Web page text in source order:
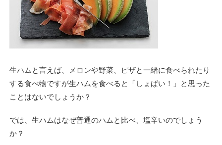
生ハムと言えば、メロンや野菜、ピザと一緒に食べられたり
する食べ物ですが生ハムを食べると「しょぱい！」と思った
ことはないでしょうか？
では、生ハムはなぜ普通のハムと比べ、塩辛いのでしょう
か？